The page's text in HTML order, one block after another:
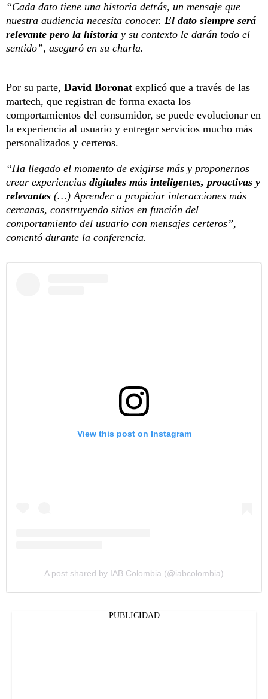
“Cada dato tiene una historia detrás, un mensaje que
nuestra audiencia necesita conocer. El dato siempre será
relevante pero la historia y su contexto le darán todo el
sentido”, aseguró en su charla.
Por su parte, David Boronat explicó que a través de las
martech, que registran de forma exacta los
comportamientos del consumidor, se puede evolucionar en
la experiencia al usuario y entregar servicios mucho más
personalizados y certeros.
“Ha llegado el momento de exigirse más y proponernos
crear experiencias digitales más inteligentes, proactivas y
relevantes (…) Aprender a propiciar interacciones más
cercanas, construyendo sitios en función del
comportamiento del usuario con mensajes certeros”,
comentó durante la conferencia.
View this post on Instagram
A post shared by IAB Colombia (@iabcolombia)
PUBLICIDAD